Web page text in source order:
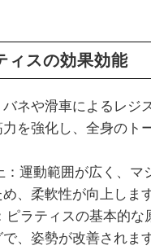
ィスの効果効能
ネや滑車によるレジ
を強化し、全身のト
：運動範囲が広く、マ
、柔軟性が向上しま
ピラティスの基本的な
、姿勢が改善されま